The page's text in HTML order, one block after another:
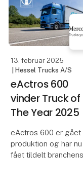
over 40.000 paller om
måneden, og går især
op i at få
meget
13. februar 2025
| Hessel Trucks A/S
eActros 600
vinder Truck of
The Year 2025
eActros 600 er gået
produktion og har nu
fået tildelt